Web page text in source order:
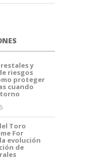
y
riesgos
proteger
cuando
Toro
For
evolución
de